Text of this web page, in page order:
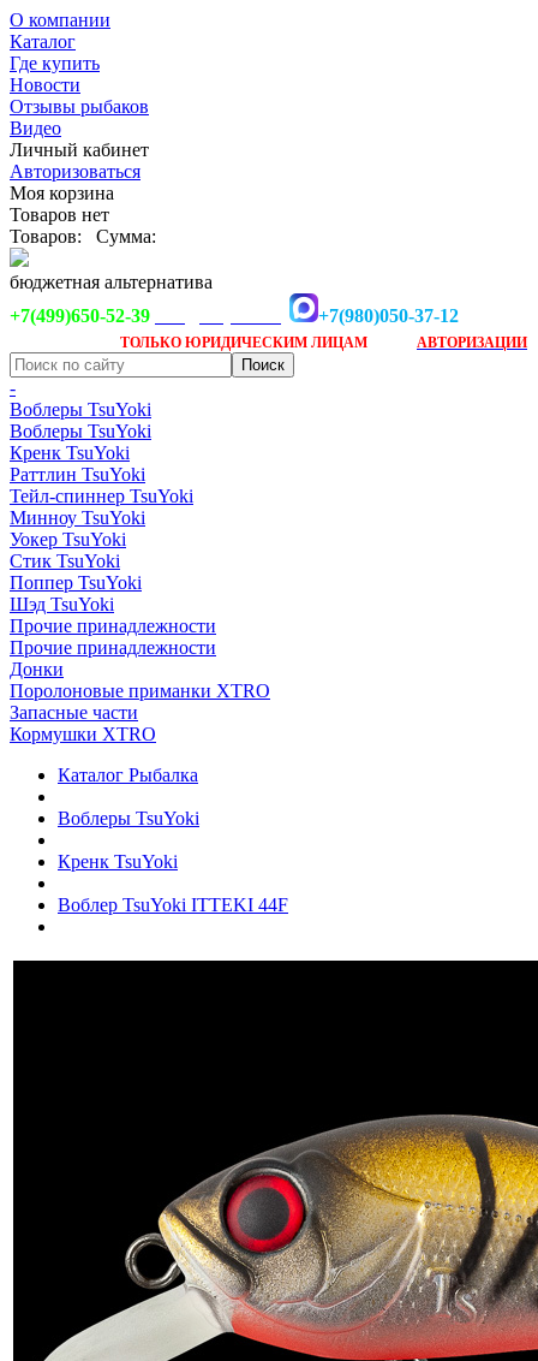
О компании
Каталог
Где купить
Новости
Отзывы рыбаков
Видео
Личный кабинет
Авторизоваться
Моя корзина
Товаров нет
Товаров:
Сумма:
бюджетная альтернатива
+7(499)650-52-39
+7(980)050-37-12
ТОЛЬКО ЮРИДИЧЕСКИМ ЛИЦАМ АВТОРИЗАЦИИ
-
Воблеры TsuYoki
Воблеры TsuYoki
Кренк TsuYoki
Раттлин TsuYoki
Тейл-спиннер TsuYoki
Минноу TsuYoki
Уокер TsuYoki
Стик TsuYoki
Поппер TsuYoki
Шэд TsuYoki
Прочие принадлежности
Прочие принадлежности
Донки
Поролоновые приманки XTRO
Запасные части
Кормушки XTRO
Каталог Рыбалка
Воблеры TsuYoki
Кренк TsuYoki
Воблер TsuYoki ITTEKI 44F